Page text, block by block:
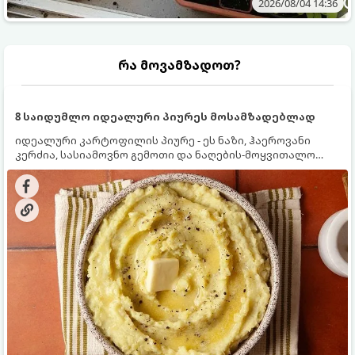
2026/08/04 14:36
რა მოვამზადოთ?
8 საიდუმლო იდეალური პიურეს მოსამზადებლად
იდეალური კარტოფილის პიურე - ეს ნაზი, ჰაეროვანი
კერძია, სასიამოვნო გემოთი და ნაღების-მოყვითალო
ფერით. მისი მომზადება ძალიან მარტივია, მაგრამ
არსებობს რამდენიმე საიდუმლო, რომლებიც უნდა
იცოდეთ, რომ პიურე იდეალურად გემრიელი გამოვიდეს.